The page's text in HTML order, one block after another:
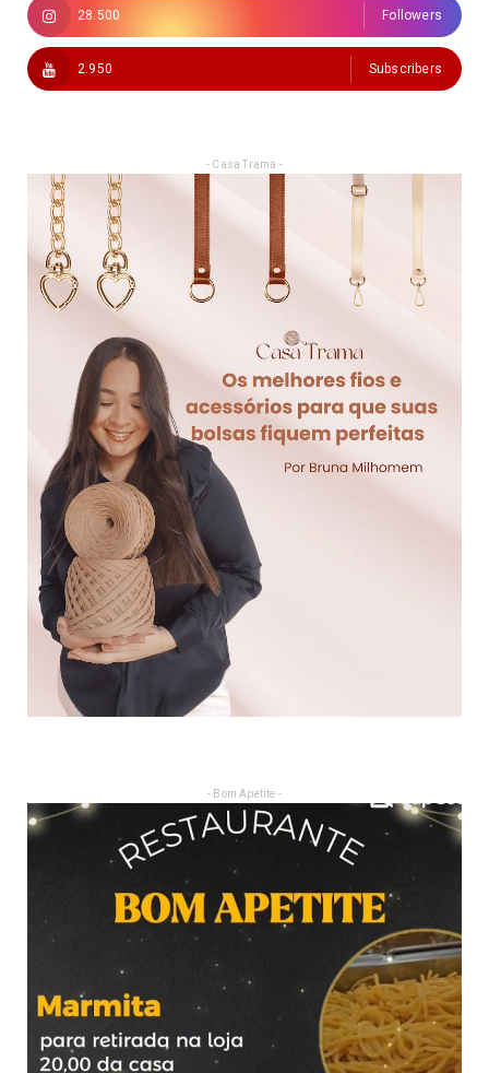
28.500 Followers
2.950 Subscribers
- Casa Trama -
- Bom Apetite -